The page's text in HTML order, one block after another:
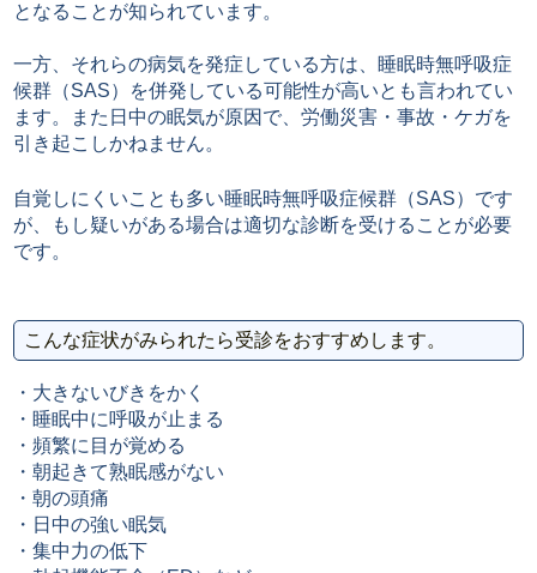
となることが知られています。
一方、それらの病気を発症している方は、睡眠時無呼吸症
候群（SAS）を併発している可能性が高いとも言われてい
ます。また日中の眠気が原因で、労働災害・事故・ケガを
引き起こしかねません。
自覚しにくいことも多い睡眠時無呼吸症候群（SAS）です
が、もし疑いがある場合は適切な診断を受けることが必要
です。
こんな症状がみられたら受診をおすすめします。
・大きないびきをかく
・睡眠中に呼吸が止まる
・頻繁に目が覚める
・朝起きて熟眠感がない
・朝の頭痛
・日中の強い眠気
・集中力の低下